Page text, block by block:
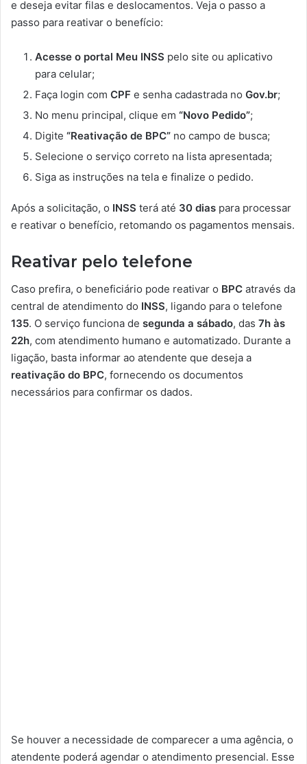
e deseja evitar filas e deslocamentos. Veja o passo a
passo para reativar o benefício:
Acesse o portal Meu INSS pelo site ou aplicativo
para celular;
Faça login com CPF e senha cadastrada no Gov.br;
No menu principal, clique em “Novo Pedido”;
Digite “Reativação de BPC” no campo de busca;
Selecione o serviço correto na lista apresentada;
Siga as instruções na tela e finalize o pedido.
Após a solicitação, o INSS terá até 30 dias para processar
e reativar o benefício, retomando os pagamentos mensais.
Reativar pelo telefone
Caso prefira, o beneficiário pode reativar o BPC através da
central de atendimento do INSS, ligando para o telefone
135. O serviço funciona de segunda a sábado, das 7h às
22h, com atendimento humano e automatizado. Durante a
ligação, basta informar ao atendente que deseja a
reativação do BPC, fornecendo os documentos
necessários para confirmar os dados.
Se houver a necessidade de comparecer a uma agência, o
atendente poderá agendar o atendimento presencial. Esse